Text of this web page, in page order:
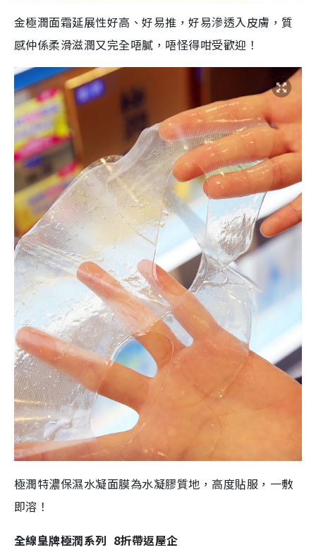
金極潤面霜延展性好高、好易推，好易滲透入皮膚，質
感仲係柔滑滋潤又完全唔膩，唔怪得咁受歡迎！
極潤特濃保濕水凝面膜為水凝膠質地，高度貼服，一敷
即溶 ！
全線皇牌極潤系列 8折帶返屋企